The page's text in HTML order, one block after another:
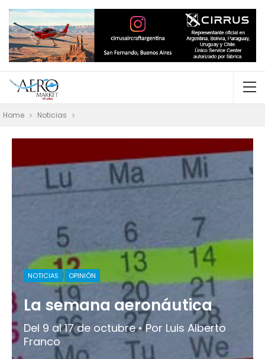
Home Noticias
NOTICIAS OPINIÓN
La semana aeronáutica
Del 9 al 17 de octubre • Por Luis Alberto
Franco